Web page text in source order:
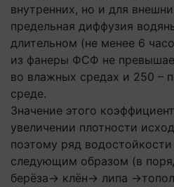
внутренних, но и для
предельная диффузия
длительном (не менее 6
из фанеры ФСФ не
во влажных средах и 250 –
среде.
Значение этого
увеличении плотности
поэтому ряд
следующим образом (в
берёза→ клён→ липа